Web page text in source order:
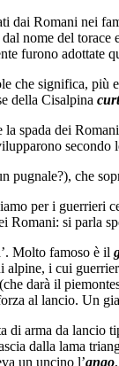
Romani nei
dal nome del torace
furono
che significa, più
della Cisalpina
la spada dei
pugnale?), che
per i guerrieri
Romani: si parla
Molto famoso è il
alpine, i cui
darà il
al lancio. Un
di arma da lancio
dalla lama
un uncino l’ango